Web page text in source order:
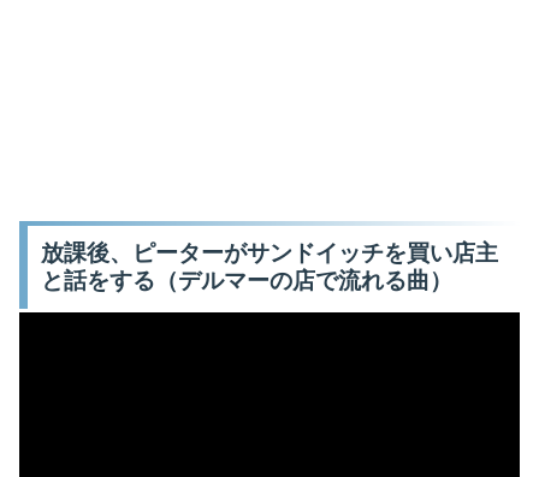
放課後、ピーターがサンドイッチを買い店主
と話をする（デルマーの店で流れる曲）